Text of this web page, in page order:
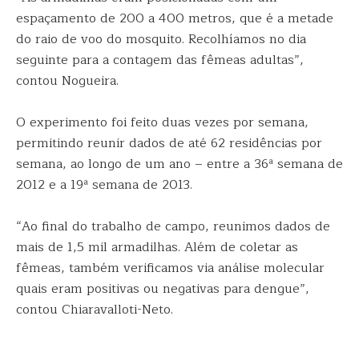
espaçamento de 200 a 400 metros, que é a metade
do raio de voo do mosquito. Recolhíamos no dia
seguinte para a contagem das fêmeas adultas”,
contou Nogueira.
O experimento foi feito duas vezes por semana,
permitindo reunir dados de até 62 residências por
semana, ao longo de um ano – entre a 36ª semana de
2012 e a 19ª semana de 2013.
“Ao final do trabalho de campo, reunimos dados de
mais de 1,5 mil armadilhas. Além de coletar as
fêmeas, também verificamos via análise molecular
quais eram positivas ou negativas para dengue”,
contou Chiaravalloti-Neto.